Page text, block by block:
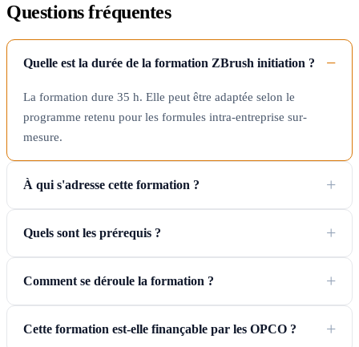
Questions fréquentes
Quelle est la durée de la formation ZBrush initiation ?
La formation dure 35 h. Elle peut être adaptée selon le
programme retenu pour les formules intra-entreprise sur-
mesure.
À qui s'adresse cette formation ?
Quels sont les prérequis ?
Comment se déroule la formation ?
Cette formation est-elle finançable par les OPCO ?